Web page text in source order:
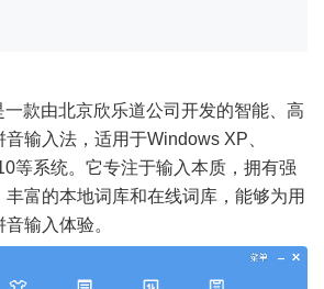
款由北京欣乐道公司开发的智能、高
输入法，适用于Windows XP、
等系统。它专注于输入本质，拥有强
富的本地词库和在线词库，能够为用
输入体验。